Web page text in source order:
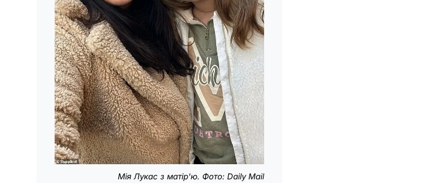
Мія Лукас з матір'ю. Фото: Daily Mail